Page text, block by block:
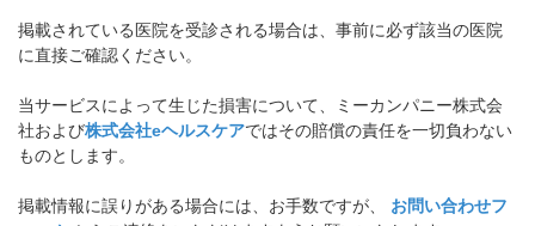
掲載されている医院を受診される場合は、事前に必ず該当の医院
に直接ご確認ください。
当サービスによって生じた損害について、ミーカンパニー株式会
社および株式会社eヘルスケアではその賠償の責任を一切負わない
ものとします。
掲載情報に誤りがある場合には、お手数ですが、
お問い合わせフ